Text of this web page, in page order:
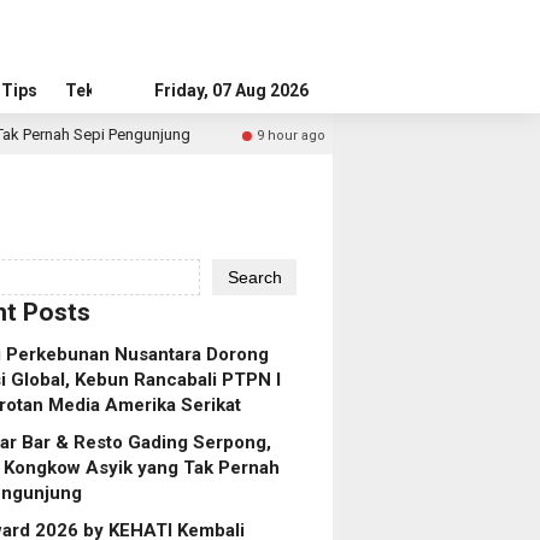
Tips Tekno Friday, 07 Aug 2026
9 hour ago ESG Award 2026 by KEHATI Kembali Digelar,
Search
Posts
Nusantara Dorong
Global, Kebun Rancabali PTPN I
Media Amerika Serikat
Bar & Resto Gading Serpong,
Asyik yang Tak Pernah
2026 by KEHATI Kembali